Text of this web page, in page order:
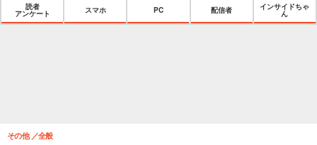
読者
アンケート
スマホ PC 配信者
インサイドちゃ
ん
その他 全般